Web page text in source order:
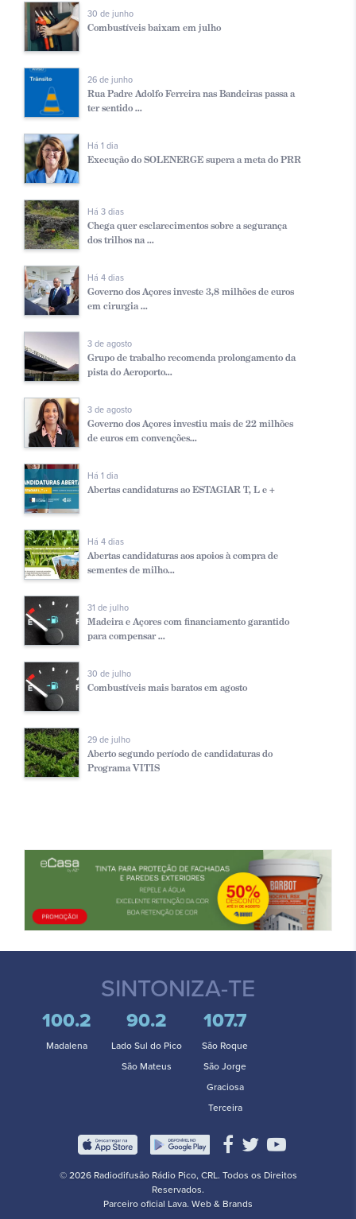
30 de junho
Combustíveis baixam em julho
26 de junho
Rua Padre Adolfo Ferreira nas Bandeiras passa a
ter sentido ...
Há 1 dia
Execução do SOLENERGE supera a meta do PRR
Há 3 dias
Chega quer esclarecimentos sobre a segurança
dos trilhos na ...
Há 4 dias
Governo dos Açores investe 3,8 milhões de euros
em cirurgia ...
3 de agosto
Grupo de trabalho recomenda prolongamento da
pista do Aeroporto...
3 de agosto
Governo dos Açores investiu mais de 22 milhões
de euros em convenções...
Há 1 dia
Abertas candidaturas ao ESTAGIAR T, L e +
Há 4 dias
Abertas candidaturas aos apoios à compra de
sementes de milho...
31 de julho
Madeira e Açores com financiamento garantido
para compensar ...
30 de julho
Combustíveis mais baratos em agosto
29 de julho
Aberto segundo período de candidaturas do
Programa VITIS
SINTONIZA-TE
100.2
Madalena
90.2
Lado Sul do Pico
São Mateus
107.7
São Roque
São Jorge
Graciosa
Terceira
© 2026 Radiodifusão Rádio Pico, CRL. Todos os Direitos
Reservados.
Parceiro oficial Lava. Web & Brands